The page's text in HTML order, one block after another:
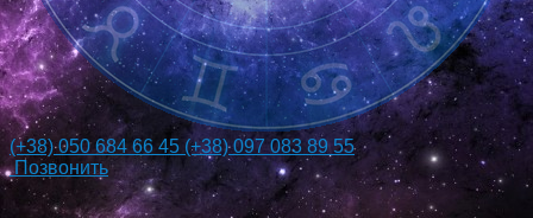
(+38)050 684 66 45 (+38)097 083 89 55
Позвонить